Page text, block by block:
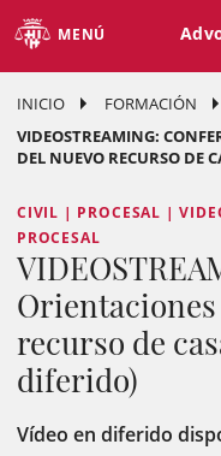
MENÚ
INICIO
FORMACIÓN
VIDEOSTREAMING:
DEL NUEVO RECURSO DE
CIVIL | PROCESAL |
PROCESAL
recurso de
diferido)
Vídeo en diferido